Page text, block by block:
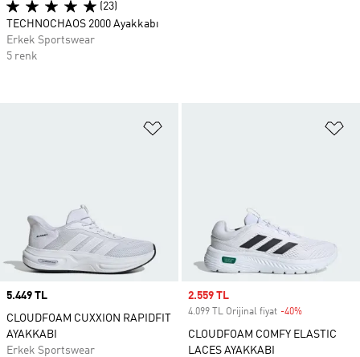
Price
5.449 TL
CLOUDFOAM CUXXION RAPIDFIT
AYAKKABI
Erkek Sportswear
Sale price
2.559 TL
4.099 TL Orijinal fiyat -40%
CLOUDFOAM COMFY ELASTIC
LACES AYAKKABI
(23)
TECHNOCHAOS 2000 Ayakkabı
Erkek Sportswear
5 renk